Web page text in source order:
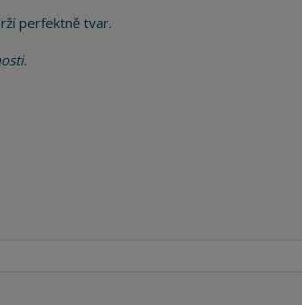
perfektně tvar.